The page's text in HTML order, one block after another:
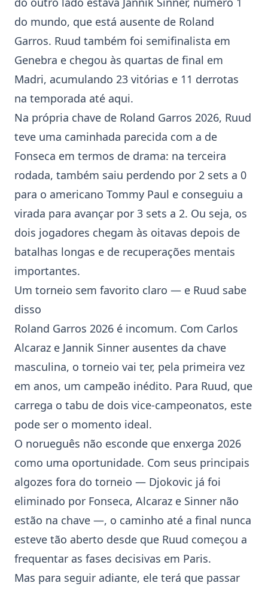
do mundo, que está ausente de Roland
Garros. Ruud também foi semifinalista em
Genebra e chegou às quartas de final em
Madri, acumulando 23 vitórias e 11 derrotas
na temporada até aqui.
Na própria chave de Roland Garros 2026, Ruud
teve uma caminhada parecida com a de
Fonseca em termos de drama: na terceira
rodada, também saiu perdendo por 2 sets a 0
para o americano Tommy Paul e conseguiu a
virada para avançar por 3 sets a 2. Ou seja, os
dois jogadores chegam às oitavas depois de
batalhas longas e de recuperações mentais
importantes.
Um torneio sem favorito claro — e Ruud sabe
disso
Roland Garros 2026 é incomum. Com Carlos
Alcaraz e Jannik Sinner ausentes da chave
masculina, o torneio vai ter, pela primeira vez
em anos, um campeão inédito. Para Ruud, que
carrega o tabu de dois vice-campeonatos, este
pode ser o momento ideal.
O norueguês não esconde que enxerga 2026
como uma oportunidade. Com seus principais
algozes fora do torneio — Djokovic já foi
eliminado por Fonseca, Alcaraz e Sinner não
estão na chave —, o caminho até a final nunca
esteve tão aberto desde que Ruud começou a
frequentar as fases decisivas em Paris.
Mas para seguir adiante, ele terá que passar